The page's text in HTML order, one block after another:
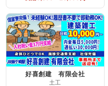
好喜創建 有限会社
土工